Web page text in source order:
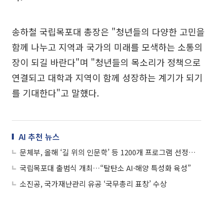
송하철 국립목포대 총장은 "청년들의 다양한 고민을
함께 나누고 지역과 국가의 미래를 모색하는 소통의
장이 되길 바란다"며 "청년들의 목소리가 정책으로
연결되고 대학과 지역이 함께 성장하는 계기가 되기
를 기대한다"고 말했다.
AI 추천 뉴스
문체부, 올해 ‘길 위의 인문학’ 등 1200개 프로그램 선정… 일상 공간으로 확대
국립목포대 출범식 개최…“탈탄소 AI·해양 특성화 육성”
소진공, 국가재난관리 유공 ‘국무총리 표창’ 수상